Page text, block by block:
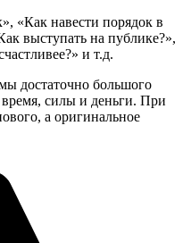
«Как навести порядок в
выступать на публике?»,
и т.д.
достаточно большого
силы и деньги. При
а оригинальное